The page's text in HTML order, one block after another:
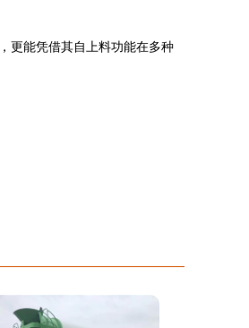
更能凭借其自上料功能在多种